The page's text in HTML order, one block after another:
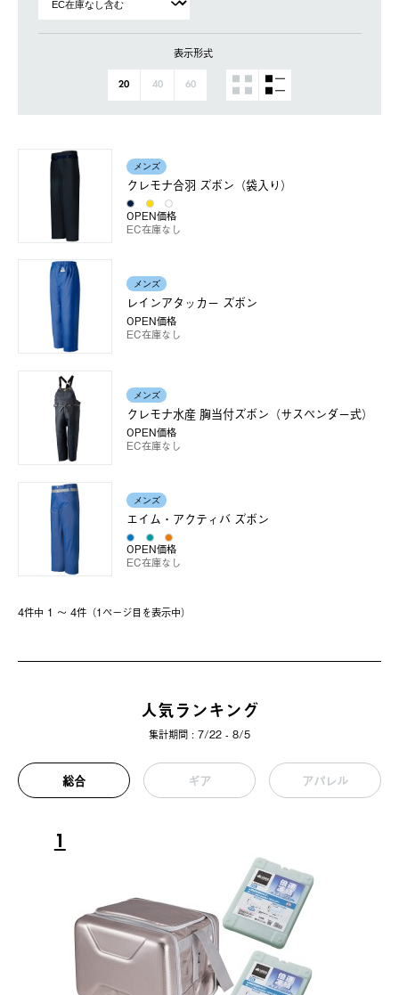
表示形式
20 40 60
メンズ
クレモナ合羽 ズボン（袋入り）
OPEN価格
EC在庫なし
メンズ
レインアタッカー ズボン
OPEN価格
EC在庫なし
メンズ
クレモナ水産 胸当付ズボン（サスペンダー式）
OPEN価格
EC在庫なし
メンズ
エイム・アクティバ ズボン
OPEN価格
EC在庫なし
4件中 1 〜 4件（1ページ⽬を表⽰中）
人気ランキング
集計期間 : 7/22 - 8/5
総合 ギア アパレル
1